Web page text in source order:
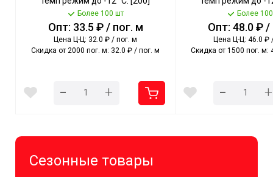
Более 100 шт
Опт: 33.5 ₽ / пог. м
Цена Ц-Ц: 32.0 ₽ / пог. м
Скидка от 2000 пог. м: 32.0 ₽ / пог. м
- +
Более
Опт: 48.0 ₽ /
Цена Ц-Ц: 46.0 ₽
Скидка от 1500 пог. м:
- +
Сезонные товары